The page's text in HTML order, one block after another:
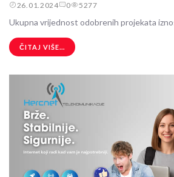
26.01.2024 0 5277
Ukupna vrijednost odobrenih projekata
ČITAJ VIŠE...